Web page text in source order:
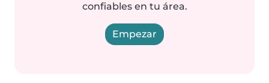
confiables en tu área.
Empezar